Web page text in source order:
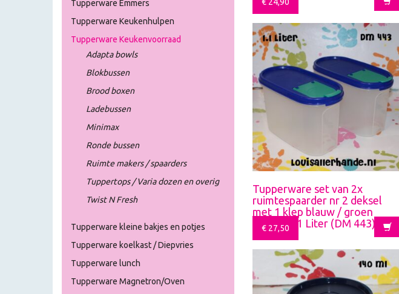
Tupperware Emmers
Tupperware Keukenhulpen
Tupperware Keukenvoorraad
Adapta bowls
Blokbussen
Brood boxen
Ladebussen
Minimax
Ronde bussen
Ruimte makers / spaarders
Tuppertops / Varia dozen en overig
Twist N Fresh
Tupperware kleine bakjes en potjes
Tupperware koelkast / Diepvries
Tupperware lunch
Tupperware Magnetron/Oven
Tupperware set van 2x
ruimtespaarder nr 2 deksel
met 1 klep blauw / groen
inhoud 1,1 Liter (DM 443)
€ 27,50